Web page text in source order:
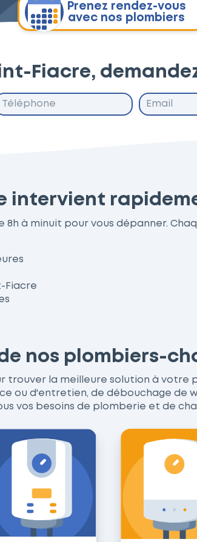
Prenez rendez-vous
avec nos plombiers
Fiacre,
intervient
8h à minuit pour vous dépanner.
Fiacre
nos plombiers-
la meilleure solution à votre
ou d'entretien, de débouchage de
vos besoins de plomberie et de